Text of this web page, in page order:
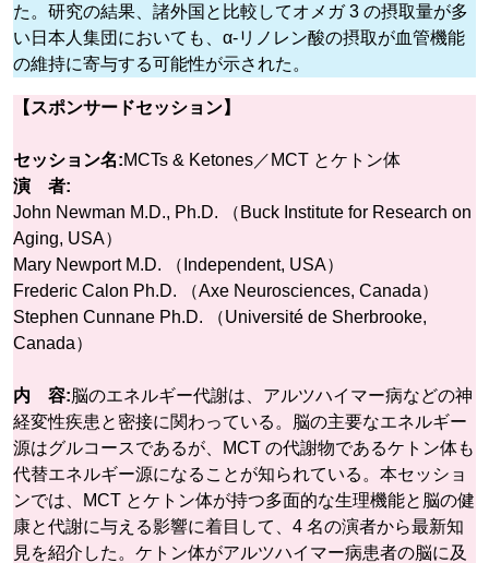
た。研究の結果、諸外国と比較してオメガ 3 の摂取量が多
い日本人集団においても、α-リノレン酸の摂取が血管機能
の維持に寄与する可能性が示された。
【スポンサードセッション】
セッション名:MCTs & Ketones／MCT とケトン体
演 者:
John Newman M.D., Ph.D. （Buck Institute for Research on
Aging, USA）
Mary Newport M.D. （Independent, USA）
Frederic Calon Ph.D. （Axe Neurosciences, Canada）
Stephen Cunnane Ph.D. （Université de Sherbrooke,
Canada）
内 容: 脳のエネルギー代謝は、アルツハイマー病などの神
経変性疾患と密接に関わっている。脳の主要なエネルギー
源はグルコースであるが、MCT の代謝物であるケトン体も
代替エネルギー源になることが知られている。本セッショ
ンでは、MCT とケトン体が持つ多面的な生理機能と脳の健
康と代謝に与える影響に着目して、4 名の演者から最新知
見を紹介した。ケトン体がアルツハイマー病患者の脳に及